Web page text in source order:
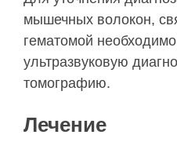
мышечных волокон,
гематомой
ультразвуковую
томографию.
Лечение